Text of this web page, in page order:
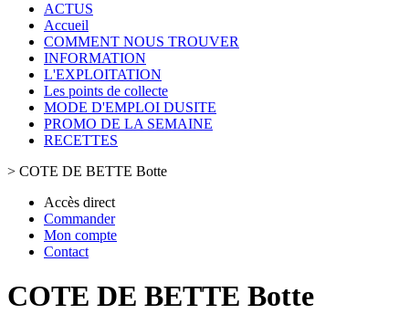
ACTUS
Accueil
COMMENT NOUS TROUVER
INFORMATION
L'EXPLOITATION
Les points de collecte
MODE D'EMPLOI DUSITE
PROMO DE LA SEMAINE
RECETTES
> COTE DE BETTE Botte
Accès direct
Commander
Mon compte
Contact
COTE DE BETTE Botte